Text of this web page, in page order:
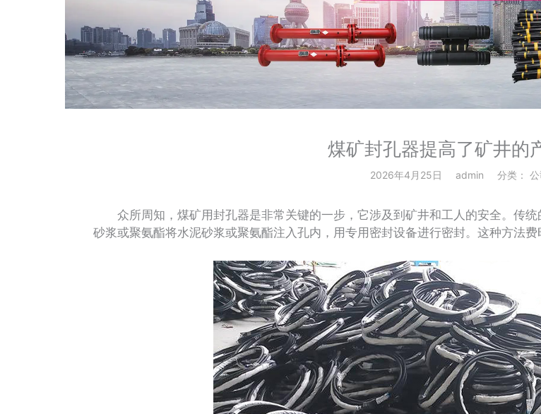
煤矿封孔器提高了矿井的
2026年4月25日 admin 分类：
众所周知，煤矿用封孔器是非常关键的一步，它涉及到矿井和工人的安全。传统
砂浆或聚氨酯将水泥砂浆或聚氨酯注入孔内，用专用密封设备进行密封。这种方法